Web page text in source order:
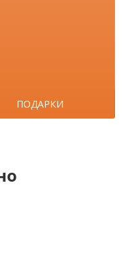
ПОДАРКИ